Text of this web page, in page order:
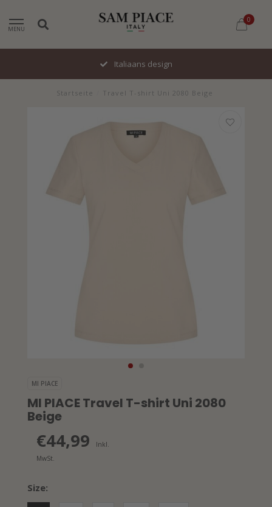
MENU
0
Italiaans design
Startseite Travel T-shirt Uni 2080 Beige
MI PIACE
MI PIACE Travel T-shirt Uni 2080
Beige
€44,99
Inkl.
MwSt.
Size: